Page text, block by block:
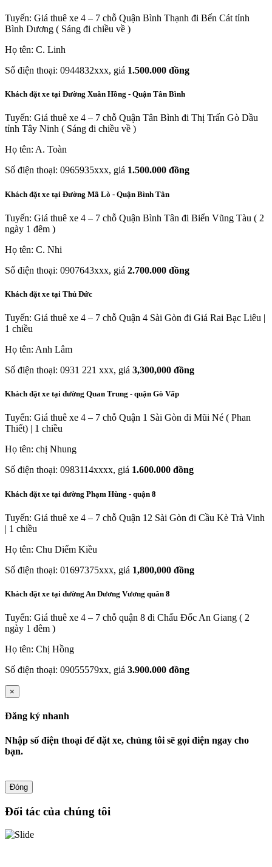
Tuyến: Giá thuê xe 4 – 7 chỗ Quận Bình Thạnh đi Bến Cát tỉnh
Bình Dương ( Sáng đi chiều về )
Họ tên: C. Linh
Số điện thoại: 0944832xxx, giá 1.500.000 đồng
Khách đặt xe tại Đường Xuân Hồng - Quận Tân Bình
Tuyến: Giá thuê xe 4 – 7 chỗ Quận Tân Bình đi Thị Trấn Gò Dầu
tỉnh Tây Ninh ( Sáng đi chiều về )
Họ tên: A. Toàn
Số điện thoại: 0965935xxx, giá 1.500.000 đồng
Khách đặt xe tại Đường Mã Lò - Quận Bình Tân
Tuyến: Giá thuê xe 4 – 7 chỗ Quận Bình Tân đi Biển Vũng Tàu ( 2
ngày 1 đêm )
Họ tên: C. Nhi
Số điện thoại: 0907643xxx, giá 2.700.000 đồng
Khách đặt xe tại Thủ Đức
Tuyến: Giá thuê xe 4 – 7 chỗ Quận 4 Sài Gòn đi Giá Rai Bạc Liêu |
1 chiều
Họ tên: Anh Lâm
Số điện thoại: 0931 221 xxx, giá 3,300,000 đồng
Khách đặt xe tại đường Quan Trung - quận Gò Vấp
Tuyến: Giá thuê xe 4 – 7 chỗ Quận 1 Sài Gòn đi Mũi Né ( Phan
Thiết) | 1 chiều
Họ tên: chị Nhung
Số điện thoại: 0983114xxxx, giá 1.600.000 đồng
Khách đặt xe tại đường Phạm Hùng - quận 8
Tuyến: Giá thuê xe 4 – 7 chỗ Quận 12 Sài Gòn đi Cầu Kè Trà Vinh
| 1 chiều
Họ tên: Chu Diểm Kiều
Số điện thoại: 01697375xxx, giá 1,800,000 đồng
Khách đặt xe tại đường An Dương Vương quân 8
Tuyến: Giá thuê xe 4 – 7 chỗ quận 8 đi Chấu Đốc An Giang ( 2
ngày 1 đêm )
Họ tên: Chị Hồng
Số điện thoại: 09055579xx, giá 3.900.000 đồng
×
Đăng ký nhanh
Nhập số điện thoại để đặt xe, chúng tôi sẽ gọi điện ngay cho
bạn.
Đóng
Đối tác của chúng tôi